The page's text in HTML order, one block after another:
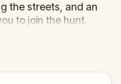
the streets, and an
to join the hunt.
that detects the
the truth behind ten
lost between
plotting to